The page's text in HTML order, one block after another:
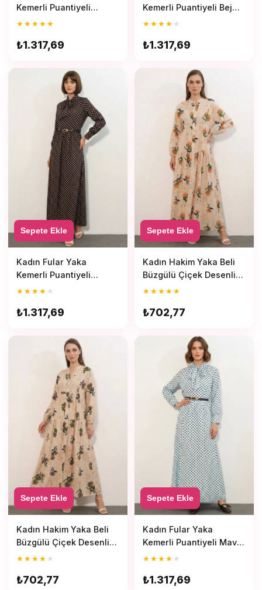
Kemerli Puantiyeli
Lacivert Tesettür Elbise
★★★★★
₺1.317,69
Kemerli Puantiyeli Bej
Tesettür Elbise
★★★★ ★
₺1.317,69
Sepete Ekle
Kadın Fular Yaka
Kemerli Puantiyeli
Kahverengi Tesettür
★★★★ ★
₺1.317,69
Sepete Ekle
Kadın Hakim Yaka Beli
Büzgülü Çiçek Desenli
Bej Tesettür Elbise
★★★★★
₺702,77
Sepete Ekle
Kadın Hakim Yaka Beli
Büzgülü Çiçek Desenli
Viskon Lacivert Kahve
★★★★ ★
₺702,77
Sepete Ekle
Kadın Fular Yaka
Kemerli Puantiyeli Mavi
Tesettür Elbise
★★★★ ★
₺1.317,69